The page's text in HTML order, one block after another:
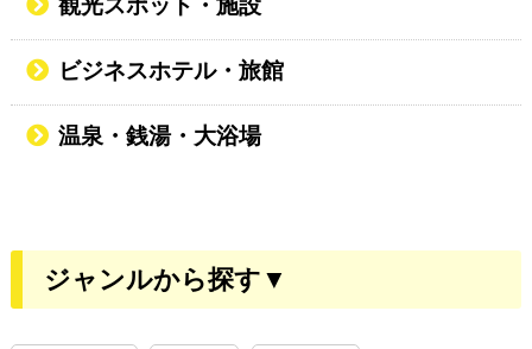
ビジネスホテル・旅館
温泉・銭湯・大浴場
ジャンルから探す▼